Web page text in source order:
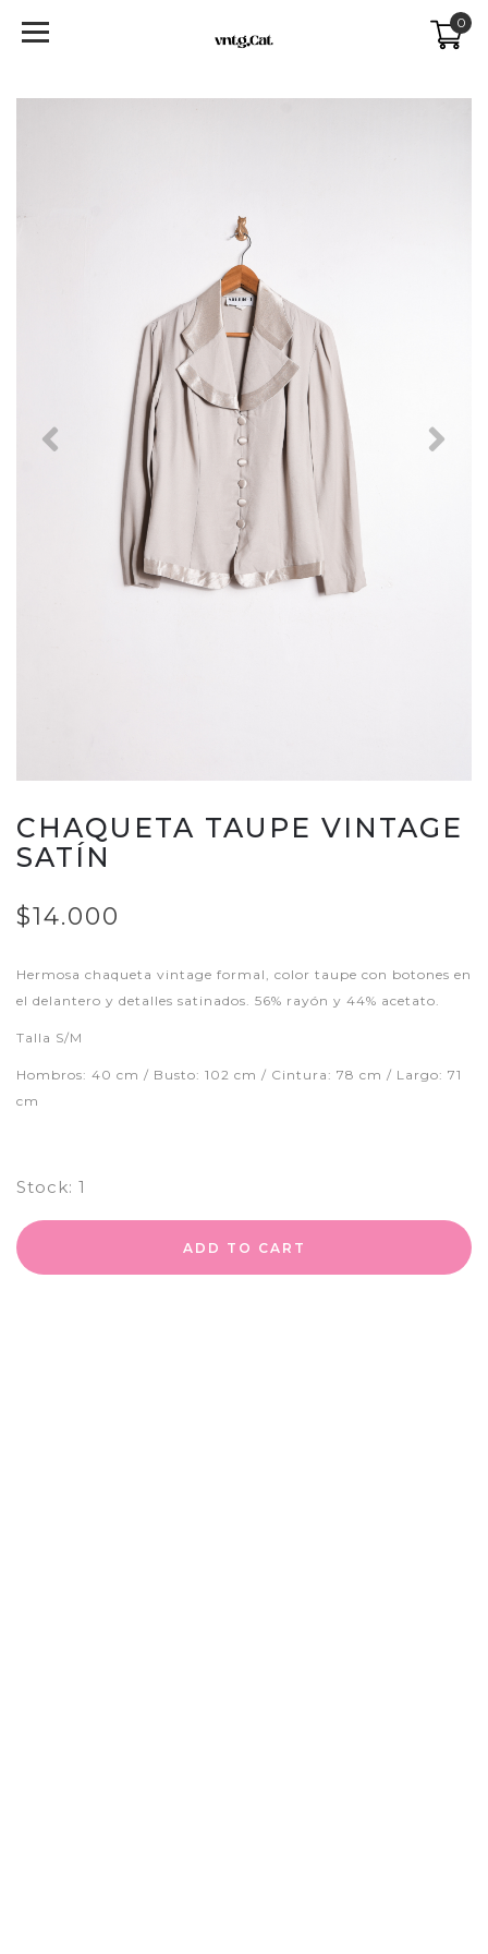
0
Previous Next
CHAQUETA TAUPE VINTAGE
SATÍN
$14.000
Hermosa chaqueta vintage formal, color taupe con botones en
el delantero y detalles satinados. 56% rayón y 44% acetato.
Talla S/M
Hombros: 40 cm / Busto: 102 cm / Cintura: 78 cm / Largo: 71
cm
Stock: 1
ADD TO CART